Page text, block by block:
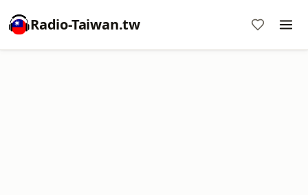
Radio-Taiwan.tw